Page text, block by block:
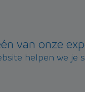
van onze
helpen we je